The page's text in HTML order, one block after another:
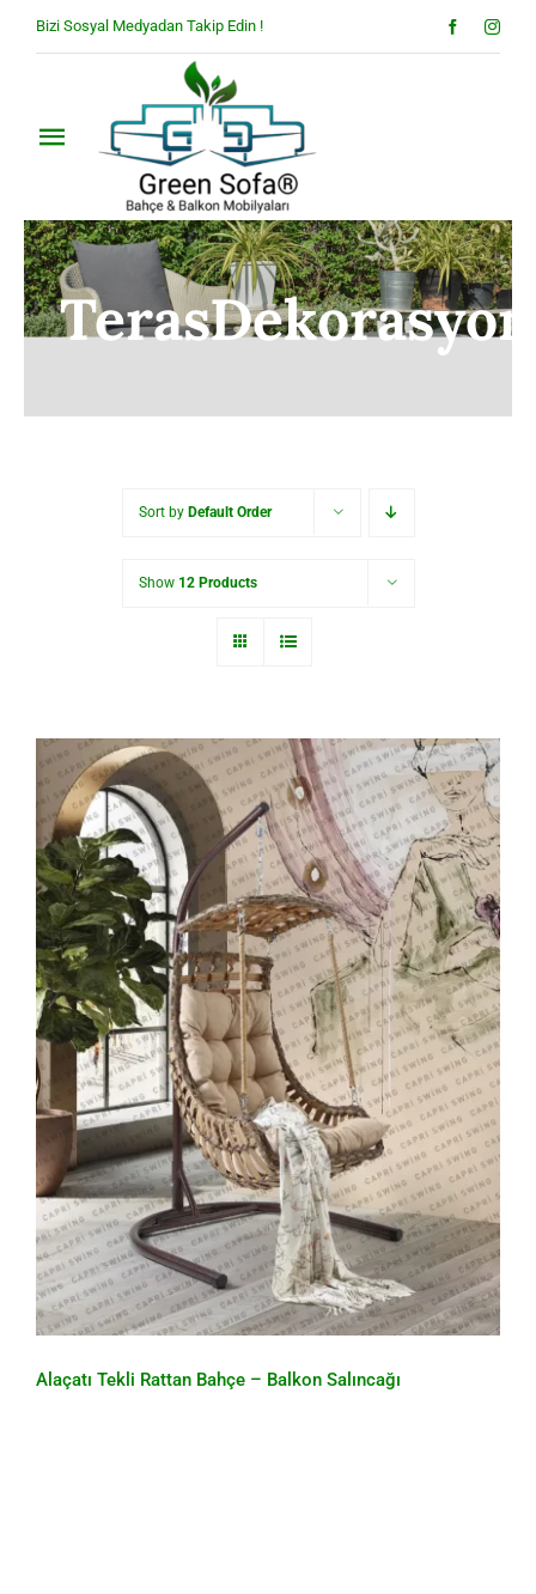
Bizi Sosyal Medyadan Takip Edin !
Toggle
Navigation
Hakkımızda
Ürünler
Blog
Sort by Default Order
Show 12 Products
Alaçatı Tekli Rattan Bahçe – Balkon
Salıncağı
Alaçatı Tekli Rattan Bahçe – Balkon Salıncağı